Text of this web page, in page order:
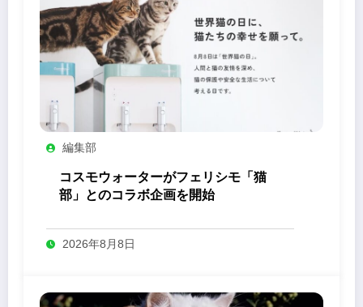
編集部
コスモウォーターがフェリシモ「猫
部」とのコラボ企画を開始
2026年8月8日